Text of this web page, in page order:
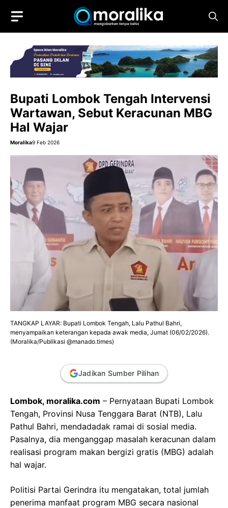
content
Bupati Lombok Tengah Intervensi
Wartawan, Sebut Keracunan MBG
Hal Wajar
Moralika9 Feb 2026
TANGKAP LAYAR: Bupati Lombok Tengah, Lalu Pathul Bahri,
menyampaikan keterangan kepada awak media, Jumat (06/02/2026).
(Moralika/Publikasi @manado.times)
Jadikan Sumber Pilihan
Lombok, moralika.com – Pernyataan Bupati Lombok
Tengah, Provinsi Nusa Tenggara Barat (NTB), Lalu
Pathul Bahri, mendadadak ramai di sosial media.
Pasalnya, dia menganggap masalah keracunan dalam
realisasi program makan bergizi gratis (MBG) adalah
hal wajar.
Politisi Partai Gerindra itu mengatakan, total jumlah
penerima manfaat program MBG secara nasional